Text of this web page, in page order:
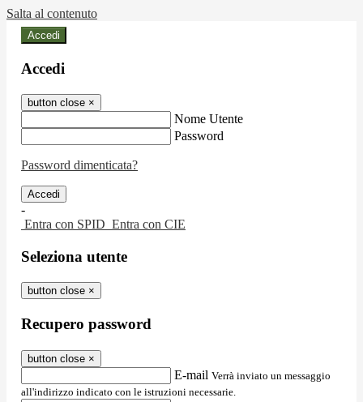
Salta al contenuto
Accedi
Accedi
button close ×
Nome Utente
Password
Password dimenticata?
-
Entra con SPID Entra con CIE
Seleziona utente
button close ×
Recupero password
button close ×
E-mail Verrà inviato un messaggio
all'indirizzo indicato con le istruzioni necessarie.